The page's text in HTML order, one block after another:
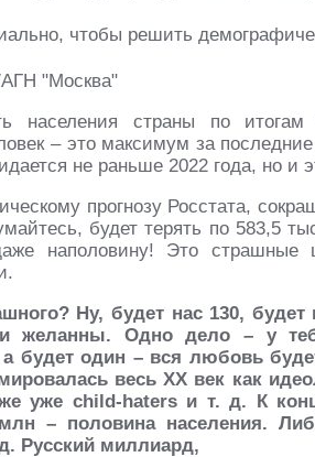
"Москва"
населения страны по итогам
– это максимум за
не раньше 2022 года, но и
прогнозу Росстата,
будет терять по 583,5
наполовину! Это
Ну, будет нас 130, будет
желанны. Одно дело – у
а будет один – вся любовь
весь XX век как
уже child-haters и т. д. К
– половина населения.
Русский миллиард,